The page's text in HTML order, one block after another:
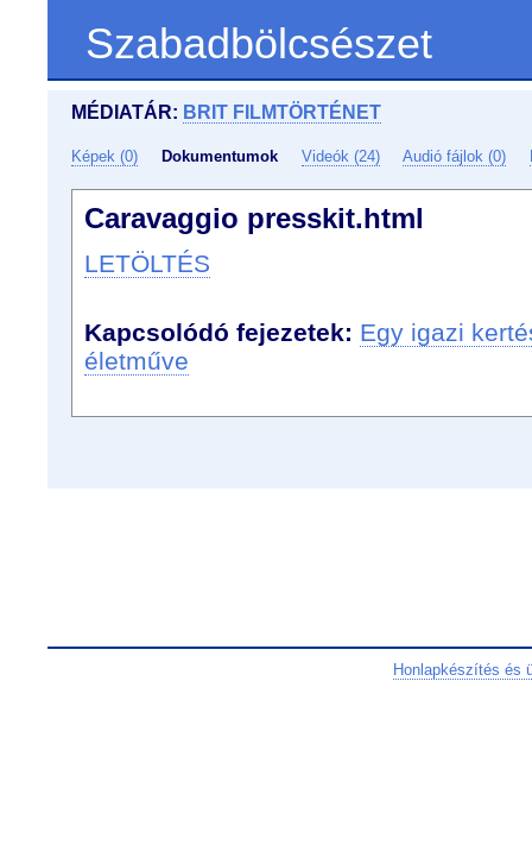
Szabadbölcsészet
MÉDIATÁR: BRIT FILMTÖRTÉNET
Képek (0) Dokumentumok Videók (24) Audió fájlok (0)
Caravaggio presskit.html
LETÖLTÉS
Kapcsolódó fejezetek: Egy igazi
életműve
Honlapkészítés és